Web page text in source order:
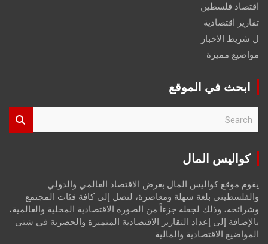
اقتصاد فلسطين
تقارير اقتصادية
ل شريط الاخبار
مواضيع مميزة
ابحث في الموقع
r
كواليس المال
يقوم موقع كواليس المال بعرض الاقتصاد العالمي والدولي
والفلسطيني بلغة سهلة ومعاصرة، لتصل إلى كافة فئات المجتمع
وشرائحه، وذلك لجعله جزءاً من الصورة الاقتصادية المحلية والعالمية،
بالإضافة إلى إعداد التقارير الاقتصادية المتميزة والحصرية في شتى
المواضيع الاقتصادية والمالية.